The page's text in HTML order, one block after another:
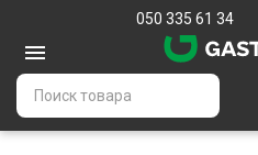
050 335 61 34